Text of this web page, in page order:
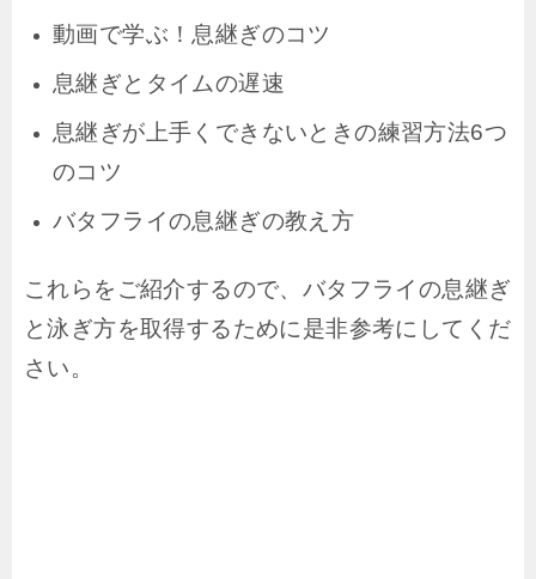
動画で学ぶ！息継ぎのコツ
息継ぎとタイムの遅速
息継ぎが上手くできないときの練習方法6つ
のコツ
バタフライの息継ぎの教え方
これらをご紹介するので、バタフライの息継ぎ
と泳ぎ方を取得するために是非参考にしてくだ
さい。